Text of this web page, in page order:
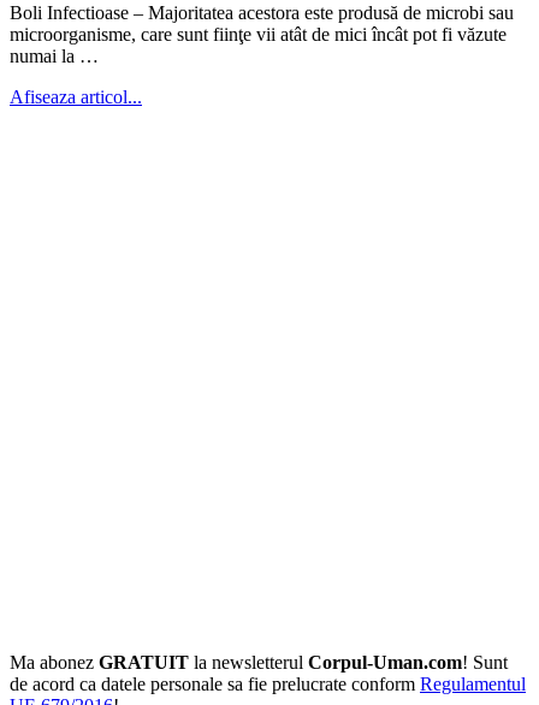
Boli Infectioase – Majoritatea acestora este produsă de microbi sau
microorganisme, care sunt fiinţe vii atât de mici încât pot fi văzute
numai la …
Afiseaza articol...
Ma abonez GRATUIT la newsletterul Corpul-Uman.com! Sunt
de acord ca datele personale sa fie prelucrate conform Regulamentul